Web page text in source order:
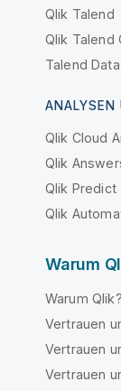
Qlik Talend
Qlik Talend
Talend
ANALYSEN
Qlik Cloud
Qlik
Qlik Predict
Qlik
Warum
Warum Qlik?
Vertrauen
Vertrauen
Vertrauen